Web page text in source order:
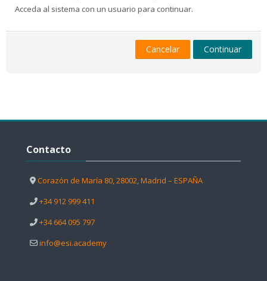
Acceda al sistema con un usuario para continuar.
Cancelar Continuar
Contacto
Corazón de María 80, 28002, Madrid – ESPAÑA
+34 912 999 411
+34 664 095 797
info@esi.academy